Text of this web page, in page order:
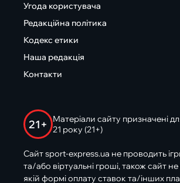
Угода користувача
Редакційна політика
Кодекс етики
Наша редакція
Контакти
21+
Матеріали сайту призначені
21 року (21+)
Сайт sport-express.ua не проводить
та/або віртуальні гроші, також сайт
якій формі оплату ставок та/інших